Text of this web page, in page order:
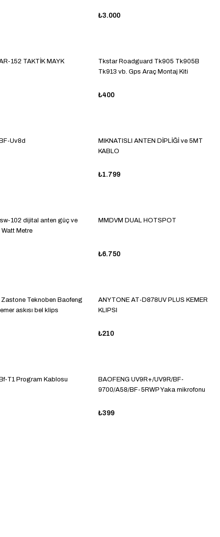
₺3.000
152 TAKTİK MAYK
Tkstar Roadguard Tk905 Tk905B
Tk913 vb. Gps Araç Montaj Kiti
₺400
Uv8d
MIKNATISLI ANTEN DİPLİĞİ ve 5MT
KABLO
₺1.799
102 dijital anten güç ve
Watt Metre
MMDVM DUAL HOTSPOT
₺6.750
Zastone Teknoben Baofeng
askısı bel klips
ANYTONE AT-D878UV PLUS KEMER
KLIPSI
₺210
T1 Program Kablosu
BAOFENG UV9R+/UV9R/BF-
9700/A58/BF-5RWP Yaka mikrofonu
₺399